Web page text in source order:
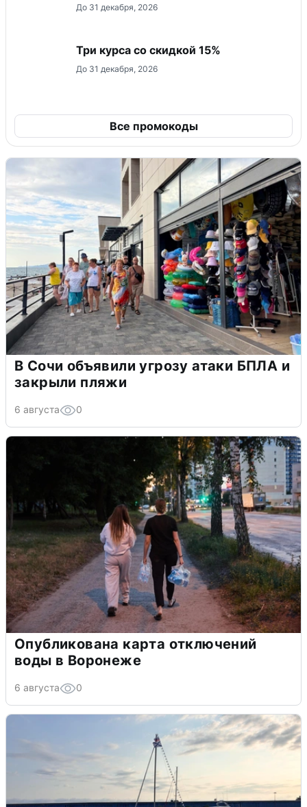
До 31 декабря, 2026
Три курса со скидкой 15%
До 31 декабря, 2026
Все промокоды
В Сочи объявили угрозу атаки БПЛА и
закрыли пляжи
6 августа 0
Опубликована карта отключений
воды в Воронеже
6 августа 0